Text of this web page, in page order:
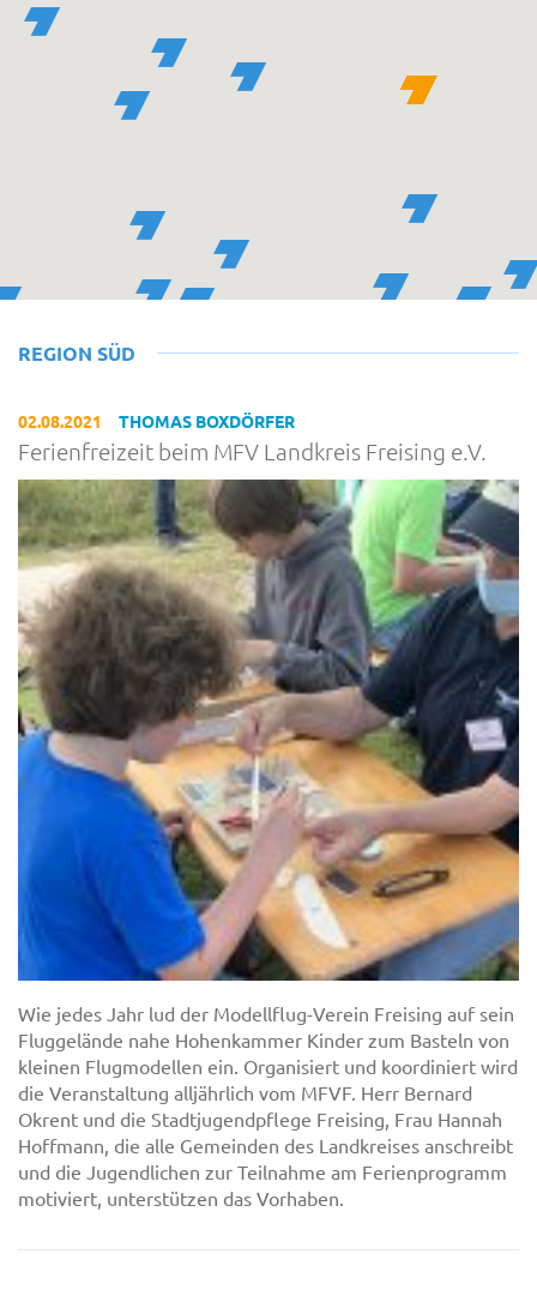
REGION SÜD
02.08.2021 THOMAS BOXDÖRFER
Ferienfreizeit beim MFV Landkreis Freising e.V.
Wie jedes Jahr lud der Modellflug-Verein Freising auf sein
Fluggelände nahe Hohenkammer Kinder zum Basteln von
kleinen Flugmodellen ein. Organisiert und koordiniert wird
die Veranstaltung alljährlich vom MFVF. Herr Bernard
Okrent und die Stadtjugendpflege Freising, Frau Hannah
Hoffmann, die alle Gemeinden des Landkreises anschreibt
und die Jugendlichen zur Teilnahme am Ferienprogramm
motiviert, unterstützen das Vorhaben.